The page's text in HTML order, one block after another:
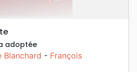
adoptée
Blanchard - François